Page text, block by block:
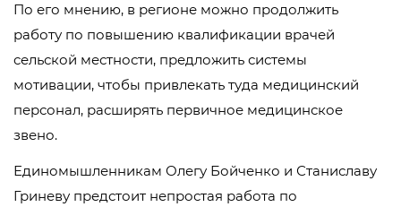
По его мнению, в регионе можно продолжить
работу по повышению квалификации врачей
сельской местности, предложить системы
мотивации, чтобы привлекать туда медицинский
персонал, расширять первичное медицинское
звено.
Единомышленникам Олегу Бойченко и Станиславу
Гриневу предстоит непростая работа по